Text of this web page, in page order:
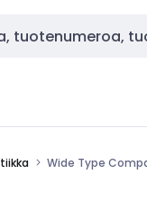
Wide Type